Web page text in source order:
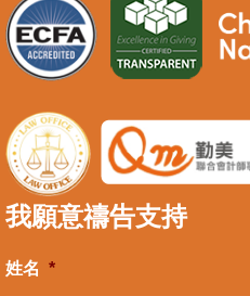
我願意禱告支持
姓名 *